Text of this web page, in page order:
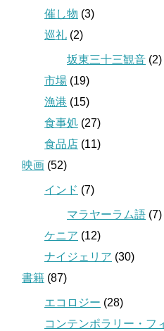
催し物 (3)
巡礼 (2)
坂東三十三観音 (2)
市場 (19)
漁港 (15)
食事処 (27)
食品店 (11)
映画 (52)
インド (7)
マラヤーラム語 (7)
ケニア (12)
ナイジェリア (30)
書籍 (87)
エコロジー (28)
コンテンポラリー・フ